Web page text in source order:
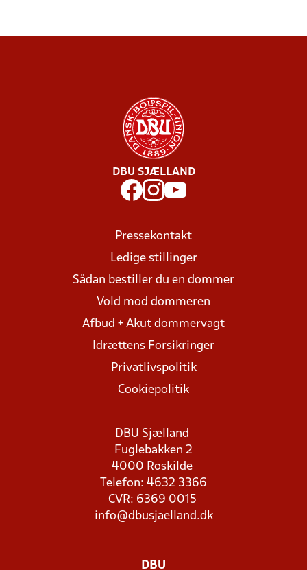
DBU SJÆLLAND
Pressekontakt
Ledige stillinger
Sådan bestiller du en dommer
Vold mod dommeren
Afbud + Akut dommervagt
Idrættens Forsikringer
Privatlivspolitik
Cookiepolitik
DBU Sjælland
Fuglebakken 2
4000 Roskilde
Telefon: 4632 3366
CVR: 6369 0015
info@dbusjaelland.dk
DBU